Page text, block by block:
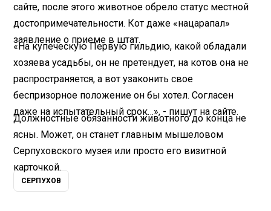
сайте, после этого животное обрело статус местной
достопримечательности. Кот даже «нацарапал»
заявление о приеме в штат.
«На купеческую Первую гильдию, какой обладали
хозяева усадьбы, он не претендует, на котов она не
распространяется, а вот узаконить свое
беспризорное положение он бы хотел. Согласен
даже на испытательный срок…», - пишут на сайте.
Должностные обязанности животного до конца не
ясны. Может, он станет главным мышеловом
Серпуховского музея или просто его визитной
карточкой.
СЕРПУХОВ